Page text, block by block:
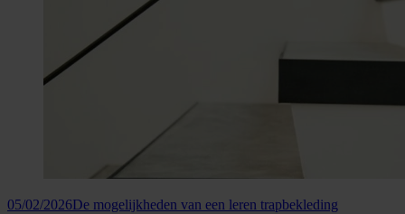
05/02/2026De mogelijkheden van een leren trapbekleding